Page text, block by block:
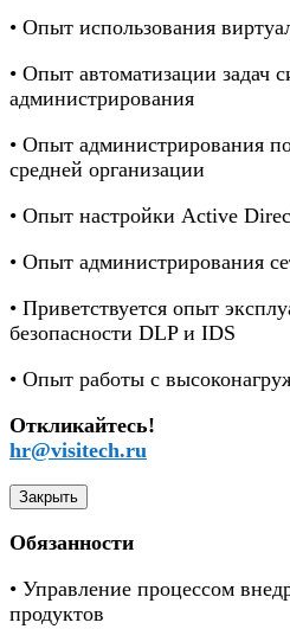
• Опыт использования
• Опыт автоматизации задач
администрирования
• Опыт администрирования
средней организации
• Опыт настройки Active
• Опыт администрирования
• Приветствуется опыт
безопасности DLP и IDS
• Опыт работы с
Откликайтесь!
hr@visitech.ru
Закрыть
Обязанности
• Управление процессом
продуктов